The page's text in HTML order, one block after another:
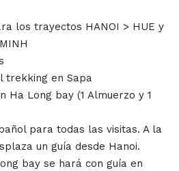
los trayectos HANOI > HUE y
trekking en Sapa
Ha Long bay (1 Almuerzo y 1
para todas las visitas. A la
un guía desde Hanoi.
bay se hará con guía en